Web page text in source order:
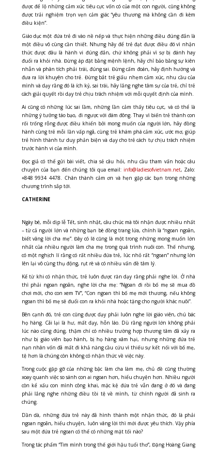
được để lộ những cảm xúc tiêu cực vốn có của một con người, cũng không
được trải nghiệm trọn vẹn cảm giác “yêu thương mà không cần đi kèm
điều kiện”.
Giáo dục một đứa trẻ đi vào nề nếp và thực hiện những điều đúng đắn là
một điều vô cùng cần thiết. Nhưng hãy để trẻ đạt được điều đó vì nhận
thức được đâu là hành vi đúng đắn, chứ không phải vì sợ bị đánh hay
đuổi ra khỏi nhà. Đừng áp đặt bằng mệnh lệnh, hãy chỉ bảo bằng sự kiên
nhẫn và phân tích phải trái, đúng sai. Đừng cấm đoán, hãy định hướng và
đưa ra lời khuyên cho trẻ. Đừng bắt trẻ giấu nhẹm cảm xúc, nhu cầu của
mình và dạy rằng đó là ích kỷ, sai trái, hãy lắng nghe tâm sự của trẻ, chỉ trẻ
cách giải quyết rồi dạy trẻ chịu trách nhiệm với mỗi quyết định của mình.
Ai cũng có những lúc sai lầm, những lần cảm thấy tiêu cực, và có thể là
những ý tưởng táo bạo, đi ngược với đám đông. Thay vì biến trẻ thành con
rối trống rỗng được điều khiển bởi mong muốn của người lớn, hãy đồng
hành cùng trẻ mỗi lần vấp ngã, cùng trẻ khám phá cảm xúc, ước mơ, giúp
trẻ hình thành tư duy phản biện và dạy cho trẻ cách tự chịu trách nhiệm
trước hành vi của mình.
Đọc giả có thể gửi bài viết, chia sẻ câu hỏi, nhu cầu tham vấn hoặc câu
chuyện của bạn đến chúng tôi qua email: info@ladiesofvietnam.net, Zalo:
+848 9934 4478. Chân thành cảm ơn và hẹn gặp các bạn trong những
chương trình sắp tới.
CATHERINE
Ngày bé, mỗi dịp lễ Tết, sinh nhật, câu chúc mà tôi nhận được nhiều nhất
– từ cả người lớn và những bạn bè đồng trang lứa, chính là “ngoan ngoãn,
biết vâng lời cha mẹ”. Đây có lẽ cũng là một trong những mong muốn lớn
nhất của nhiều người làm cha mẹ trong quá trình nuôi con. Thế nhưng,
có một nghịch lí rằng có rất nhiều đứa trẻ, lúc nhỏ rất “ngoan” nhưng lớn
lên lại vô cùng thụ động, rụt rè và có nhiều vấn đề tâm lý.
Kể từ khi có nhận thức, trẻ luôn được răn dạy rằng phải nghe lời. Ở nhà
thì phải ngoan ngoãn, nghe lời cha mẹ: “Ngoan đi rồi bố mẹ sẽ mua đồ
chơi mới, cho con xem TV”, “Con ngoan thì bố mẹ mới thương, nếu không
ngoan thì bố mẹ sẽ đuổi con ra khỏi nhà hoặc tặng cho người khác nuôi”.
Bên cạnh đó, trẻ con cũng được dạy phải luôn nghe lời giáo viên, chú bác
họ hàng. Cãi lại là hư, mất dạy, hỗn láo. Dù rằng người lớn không phải
lúc nào cũng đúng, thậm chí có nhiều trường hợp thương tâm đã xảy ra
như bị giáo viên bạo hành, bị họ hàng xâm hại, nhưng những đứa trẻ
nạn nhân vốn đã mất đi khả năng cầu cứu vì thiếu sự kết nối với bố mẹ,
tệ hơn là chúng còn không có nhận thức về việc này.
Trong cuộc gặp gỡ của những bậc làm cha làm mẹ, chủ đề cũng thường
xoay quanh việc so sánh con ai ngoan hơn, hiểu chuyện hơn. Nhiều người
còn kể xấu con mình công khai, mặc kệ đứa trẻ vẫn đang ở đó và đang
phải lắng nghe những điều tồi tệ về mình, từ chính người đã sinh ra
chúng.
Dần dà, những đứa trẻ này đã hình thành một nhận thức, đó là phải
ngoan ngoãn, hiểu chuyện, luôn vâng lời thì mới được yêu thích. Vậy phía
sau một đứa trẻ ngoan có thể có những mặt tối nào?
Trong tác phẩm “Tìm mình trong thế giới hậu tuổi thơ”, Đặng Hoàng Giang